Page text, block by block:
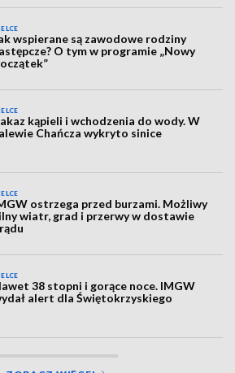
wspierane są zawodowe rodziny
O tym w programie „Nowy
kąpieli i wchodzenia do wody. W
Chańcza wykryto sinice
ostrzega przed burzami. Możliwy
wiatr, grad i przerwy w dostawie
38 stopni i gorące noce. IMGW
alert dla Świętokrzyskiego